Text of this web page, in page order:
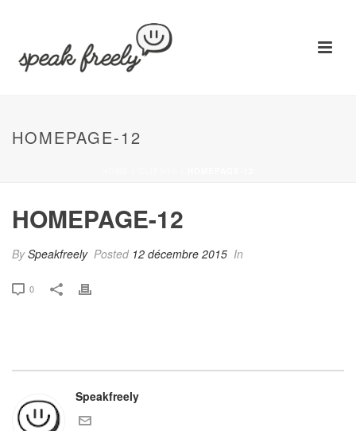
HOMEPAGE-12
HOMEPAGE-12
BySpeakfreely Posted 12 décembre 2015 In
0
Speakfreely